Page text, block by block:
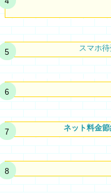
スマホ
ネット料金